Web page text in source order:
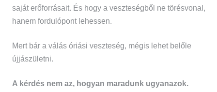
saját erőforrásait. És hogy a veszteségből ne törésvonal,
hanem fordulópont lehessen.
Mert bár a válás óriási veszteség, mégis lehet belőle
újjászületni.
A kérdés nem az, hogyan maradunk ugyanazok.